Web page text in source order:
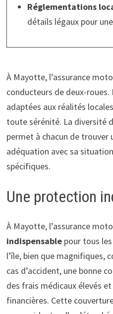
Réglementations
détails légaux pour
À Mayotte, l’assurance
conducteurs de deux-
adaptées aux réalités
toute sérénité. La diversité
permet à chacun de trouver
adéquation avec sa
spécifiques.
Une protection
À Mayotte, l’assurance
indispensablepour tous
l’île, bien que magnifiques,
cas d’accident, une bonne
des frais médicaux élevés
financières. Cette